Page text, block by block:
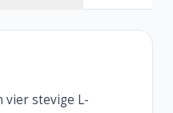
vier stevige L-